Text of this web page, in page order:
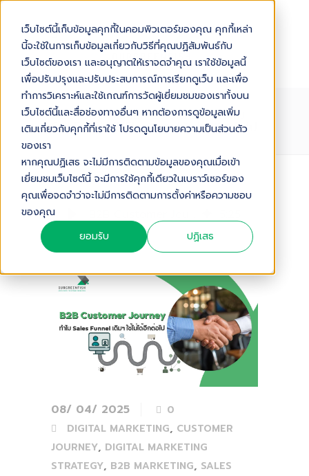
เว็บไซต์นี้เก็บข้อมูลคุกกี้ในคอมพิวเตอร์ของคุณ คุกกี้เหล่า
นี้จะใช้ในการเก็บข้อมูลเกี่ยวกับวิธีที่คุณปฏิสัมพันธ์กับ
เว็บไซต์ของเรา และอนุญาตให้เราจดจำคุณ เราใช้ข้อมูลนี้
เพื่อปรับปรุงและปรับประสบการณ์การเรียกดูเว็บ และเพื่อ
ทำการวิเคราะห์และใช้เกณฑ์การวัดผู้เยี่ยมชมของเราทั้งบน
เว็บไซต์นี้และสื่อช่องทางอื่นๆ หากต้องการดูข้อมูลเพิ่ม
เติมเกี่ยวกับคุกกี้ที่เราใช้ โปรดดูนโยบายความเป็นส่วนตัว
ของเรา
หากคุณปฏิเสธ จะไม่มีการติดตามข้อมูลของคุณเมื่อเข้า
เยี่ยมชมเว็บไซต์นี้ จะมีการใช้คุกกี้เดียวในเบราว์เซอร์ของ
คุณเพื่อจดจำว่าจะไม่มีการติดตามการตั้งค่าหรือความชอบ
ของคุณ
ยอมรับ
ปฏิเสธ
B2B CUSTOMER JOURNEY : ทำไม
SALES FUNNEL เดิมๆ ใช้ไม่ได้อีกต่อไป
Audio Version
08/ 04/ 2025
0
DIGITAL MARKETING, CUSTOMER
JOURNEY, DIGITAL MARKETING
STRATEGY, B2B MARKETING, SALES